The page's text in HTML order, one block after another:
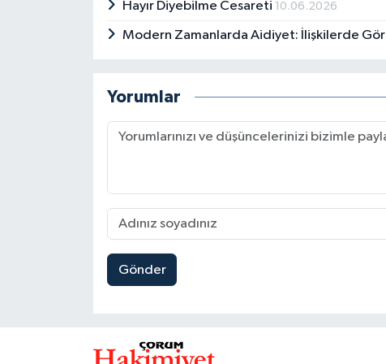
Hayır Diyebilme Cesareti 10.06.2026
Modern Zamanlarda Aidiyet: İlişkilerde
Yorumlar
Gönder